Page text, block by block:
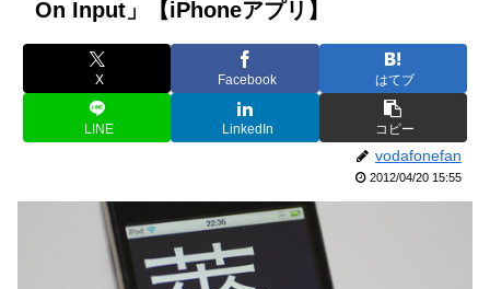
On Input」【iPhoneアプリ】
X Facebook はてブ
LINE LinkedIn コピー
vodafonefan
2012/04/20 15:55